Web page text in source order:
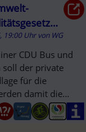
19:00 Uhr von WG
CDU Bus und
soll der private
für die
damit die